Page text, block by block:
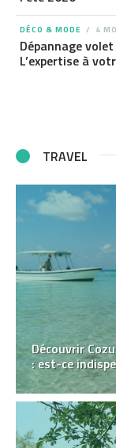
DÉCO & MODE 4
Dépannage
L’expertise à
TRAVEL
Découvrir
: est-ce